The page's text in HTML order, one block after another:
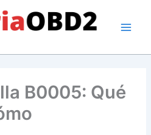
B0005: Qué